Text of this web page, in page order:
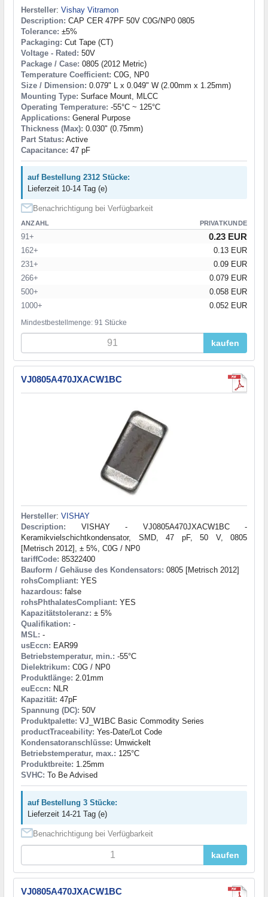
Hersteller: Vishay Vitramon
Description: CAP CER 47PF 50V C0G/NP0 0805
Tolerance: ±5%
Packaging: Cut Tape (CT)
Voltage - Rated: 50V
Package / Case: 0805 (2012 Metric)
Temperature Coefficient: C0G, NP0
Size / Dimension: 0.079" L x 0.049" W (2.00mm x 1.25mm)
Mounting Type: Surface Mount, MLCC
Operating Temperature: -55°C ~ 125°C
Applications: General Purpose
Thickness (Max): 0.030" (0.75mm)
Part Status: Active
Capacitance: 47 pF
auf Bestellung 2312 Stücke:
Lieferzeit 10-14 Tag (e)
Benachrichtigung bei Verfügbarkeit
ANZAHL PRIVATKUNDE
91+ 0.23 EUR
162+
0.13 EUR
231+
0.09 EUR
266+
0.079 EUR
500+
0.058 EUR
1000+
0.052 EUR
Mindestbestellmenge: 91 Stücke
kaufen
VJ0805A470JXACW1BC
Hersteller: VISHAY
Description: VISHAY - VJ0805A470JXACW1BC -
Keramikvielschichtkondensator, SMD, 47 pF, 50 V, 0805
[Metrisch 2012], ± 5%, C0G / NP0
tariffCode: 85322400
Bauform / Gehäuse des Kondensators: 0805 [Metrisch 2012]
rohsCompliant: YES
hazardous: false
rohsPhthalatesCompliant: YES
Kapazitätstoleranz: ± 5%
Qualifikation: -
MSL: -
usEccn: EAR99
Betriebstemperatur, min.: -55°C
Dielektrikum: C0G / NP0
Produktlänge: 2.01mm
euEccn: NLR
Kapazität: 47pF
Spannung (DC): 50V
Produktpalette: VJ_W1BC Basic Commodity Series
productTraceability: Yes-Date/Lot Code
Kondensatoranschlüsse: Umwickelt
Betriebstemperatur, max.: 125°C
Produktbreite: 1.25mm
SVHC: To Be Advised
auf Bestellung 3 Stücke:
Lieferzeit 14-21 Tag (e)
Benachrichtigung bei Verfügbarkeit
kaufen
VJ0805A470JXACW1BC